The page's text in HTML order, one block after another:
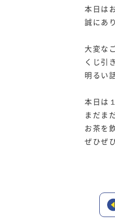
本日は
誠にあ
大変な
くじ引
明るい
本日は
まだま
お茶を
ぜひぜ